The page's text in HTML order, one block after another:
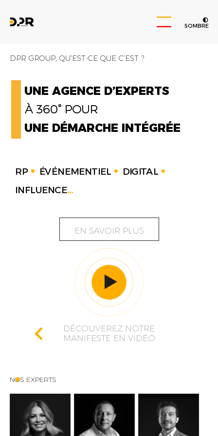
SOMBRE
DPR GROUP, QU’EST-CE QUE C’EST ?
UNE AGENCE D’EXPERTS
À 360° POUR
UNE DÉMARCHE INTÉGRÉE
RP ÉVÉNEMENTIEL
DIGITAL
INFLUENCE...
EN SAVOIR PLUS
DÉCOUVEREZ NOTRE
MANIFESTE EN VIDÉO
NOS EXPERTS